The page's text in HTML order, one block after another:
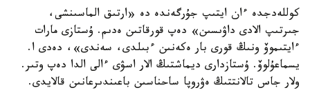
كوللەدجدە ءان ايتىپ جۇرگەندە دە «ارتىق الماسىنشى،
جىرتىپ الادى داۋىسىن» دەپ قورقاتىن ەدىم. ۇستازى مارات
ءايتىموۆ ونىڭ قورى بار ەكەنىن ءبىلدى، سەندى»، دەدى ا.
يسماعۇلوۆ. ۇستازدارى ديماشتىڭ الار اسۋى ءالى الدا دەپ وتىر.
ولار جاس تالانتتىڭ ەۋروپا ساحناسىن باعىندىرعانىن قالايدى.